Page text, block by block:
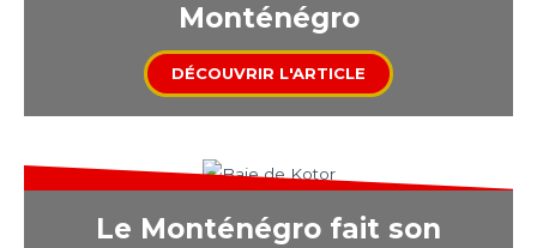
Monténégro
DÉCOUVRIR L'ARTICLE
Le Monténégro fait son